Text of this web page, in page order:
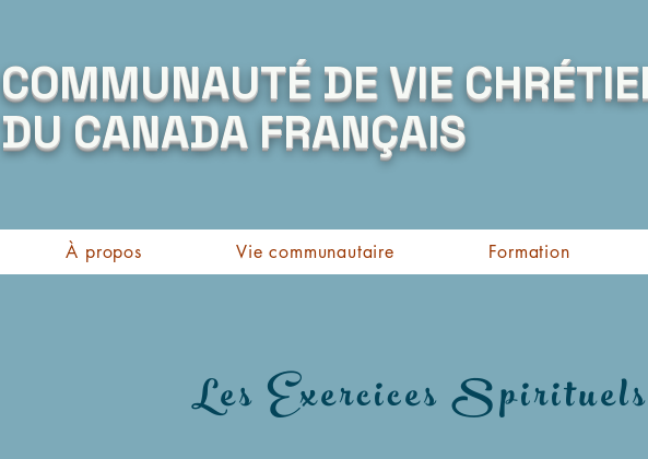
COMMUNAUTÉ DE VIE
DU CANADA FRANÇAIS
À propos Vie communautaire Formation
Les Exercices